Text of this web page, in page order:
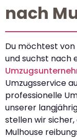
nach
Du möchtest von
und suchst nach
Umzugsservice
professionelle
unserer
stellen wir sicher,
Mulhouse